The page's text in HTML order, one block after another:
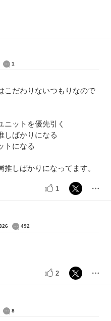
1
こだわりないつもりなので
ニットを優先引く
しばかりになる
トになる
推しばかりになってます。
1
492
2
8